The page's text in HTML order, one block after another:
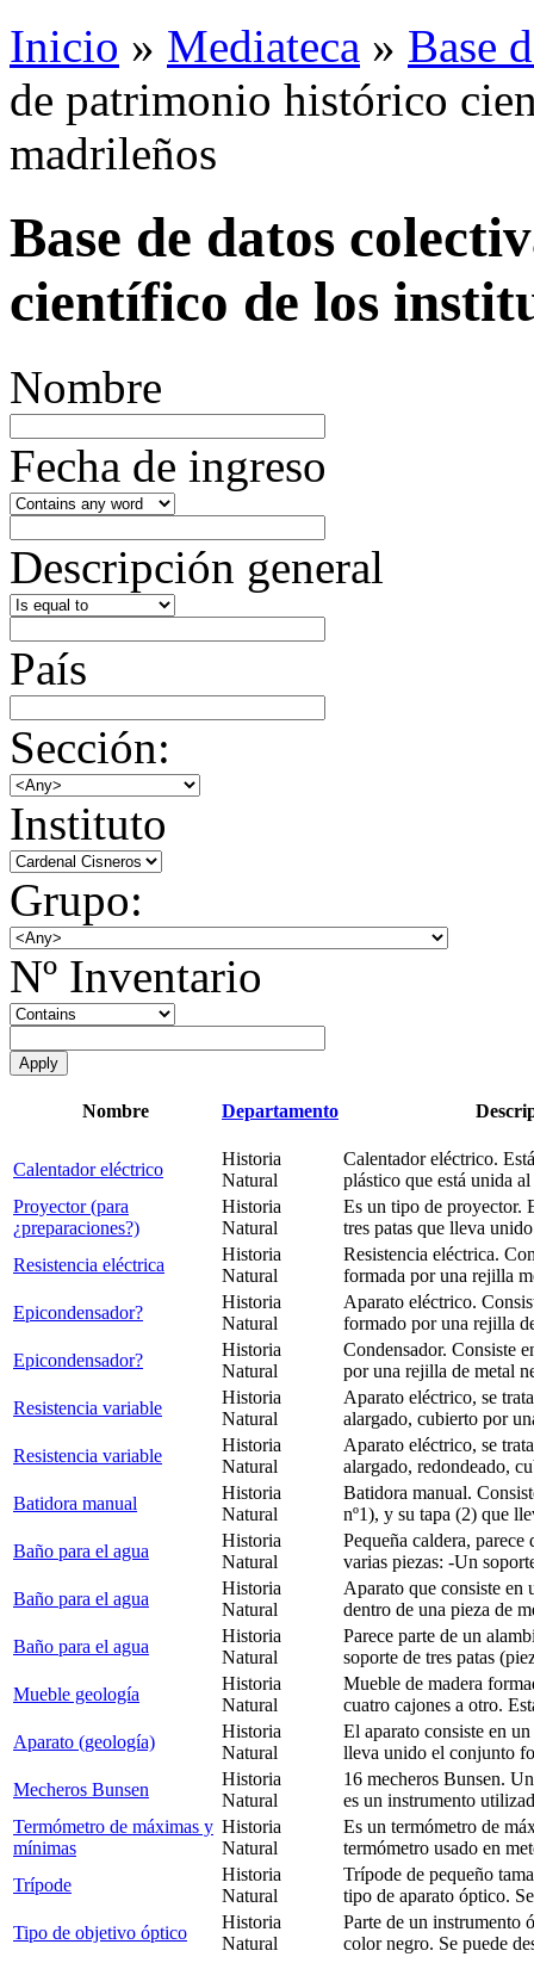
Inicio » Mediateca » Base
de patrimonio histórico
madrileños
Base de datos
científico de los
Nombre
Fecha de ingreso
Descripción general
País
Sección:
Instituto
Grupo:
Nº Inventario
Nombre Departamento
Calentador eléctrico
Historia
Natural
Calentador eléctrico.
plástico que está unida
Proyector (para
¿preparaciones?)
Historia
Natural
Es un tipo de proyector.
tres patas que lleva
Resistencia eléctrica
Historia
Natural
Resistencia eléctrica.
formada por una rejilla
Epicondensador?
Historia
Natural
Aparato eléctrico.
formado por una rejilla
Epicondensador?
Historia
Natural
Condensador. Consiste
por una rejilla de metal
Resistencia variable
Historia
Natural
Aparato eléctrico, se
alargado, cubierto por
Resistencia variable
Historia
Natural
Aparato eléctrico, se
alargado, redondeado,
Batidora manual
Historia
Natural
Batidora manual.
nº1), y su tapa (2) que
Baño para el agua
Historia
Natural
Pequeña caldera,
varias piezas: -Un
Baño para el agua
Historia
Natural
Aparato que consiste en
dentro de una pieza de
Baño para el agua
Historia
Natural
Parece parte de un
soporte de tres patas
Mueble geología
Historia
Natural
Mueble de madera
cuatro cajones a otro.
Aparato (geología)
Historia
Natural
El aparato consiste en
lleva unido el conjunto
Mecheros Bunsen
Historia
Natural
16 mecheros Bunsen.
es un instrumento
Termómetro de máximas y
mínimas
Historia
Natural
Es un termómetro de
termómetro usado en
Trípode
Historia
Natural
Trípode de pequeño
tipo de aparato óptico.
Tipo de objetivo óptico
Historia
Natural
Parte de un instrumento
color negro. Se puede